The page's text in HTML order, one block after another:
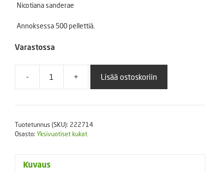
Nicotiana sanderae
Annoksessa 500 pellettiä.
Varastossa
-
Koristetupakka
Lime
p
+ Lisää ostoskoriin
Tuotetunnus (SKU): 222714
Osasto: Yksivuotiset kukat
Kuvaus